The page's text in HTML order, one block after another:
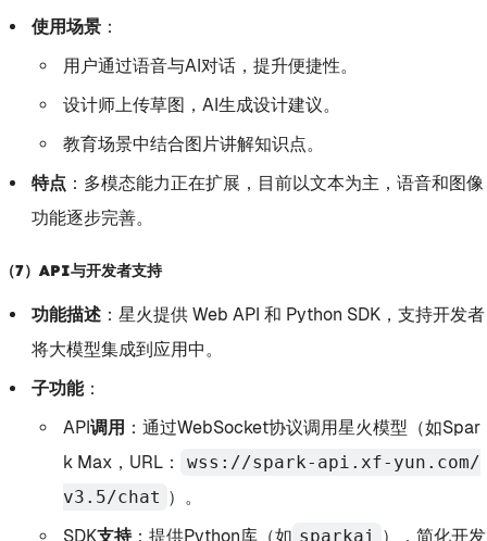
使用场景：
用户通过语音与AI对话，提升便捷性。
设计师上传草图，AI生成设计建议。
教育场景中结合图片讲解知识点。
特点 ：多模态能力正在扩展，目前以文本为主，语音和图像
功能逐步完善。
（7）API与开发者支持
功能描述：星火提供 Web API 和 Python SDK，支持开发者
将大模型集成到应用中。
子功能：
API调用 ：通过WebSocket协议调用星火模型（如Spar
k Max，URL：
wss://spark-api.xf-yun.com/
v3.5/chat ）。
SDK支持：提供Python库（如 sparkai ），简化开发